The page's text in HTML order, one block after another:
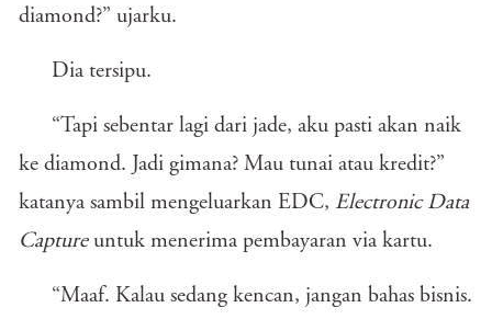
diamond?” ujarku.
Dia tersipu.
“Tapi sebentar lagi dari jade, aku pasti akan naik
ke diamond. Jadi gimana? Mau tunai atau kredit?”
katanya sambil mengeluarkan EDC, Electronic Data
Capture untuk menerima pembayaran via kartu.
“Maaf. Kalau sedang kencan, jangan bahas bisnis.